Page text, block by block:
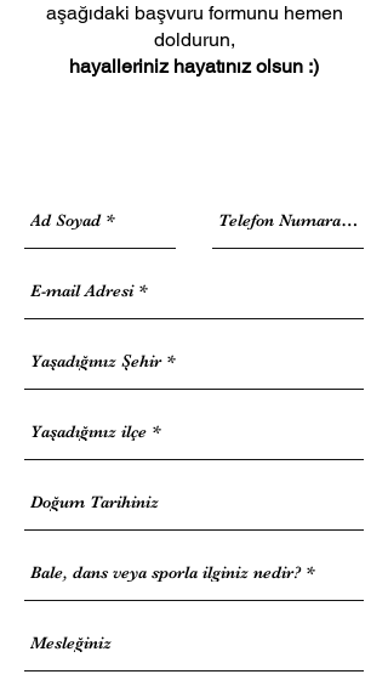
aşağıdaki başvuru formunu hemen
doldurun,
hayalleriniz hayatınız olsun :)